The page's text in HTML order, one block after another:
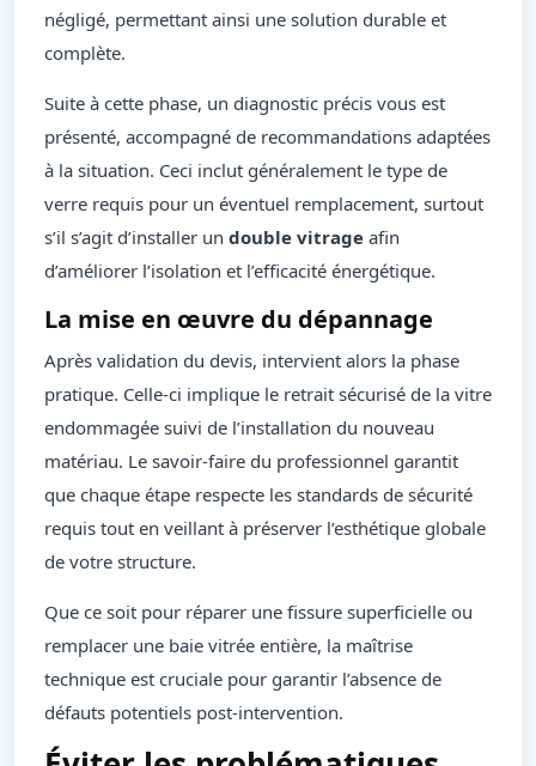
négligé, permettant ainsi une solution durable et
complète.
Suite à cette phase, un diagnostic précis vous est
présenté, accompagné de recommandations adaptées
à la situation. Ceci inclut généralement le type de
verre requis pour un éventuel remplacement, surtout
s’il s’agit d’installer un double vitrage afin
d’améliorer l’isolation et l’efficacité énergétique.
La mise en œuvre du dépannage
Après validation du devis, intervient alors la phase
pratique. Celle-ci implique le retrait sécurisé de la vitre
endommagée suivi de l’installation du nouveau
matériau. Le savoir-faire du professionnel garantit
que chaque étape respecte les standards de sécurité
requis tout en veillant à préserver l’esthétique globale
de votre structure.
Que ce soit pour réparer une fissure superficielle ou
remplacer une baie vitrée entière, la maîtrise
technique est cruciale pour garantir l’absence de
défauts potentiels post-intervention.